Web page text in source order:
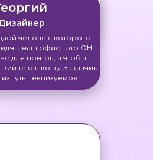
человек, которого
в наш офис - это ОН!
для понтов, а чтобы
текст, когда Заказчик
невпихуемое".